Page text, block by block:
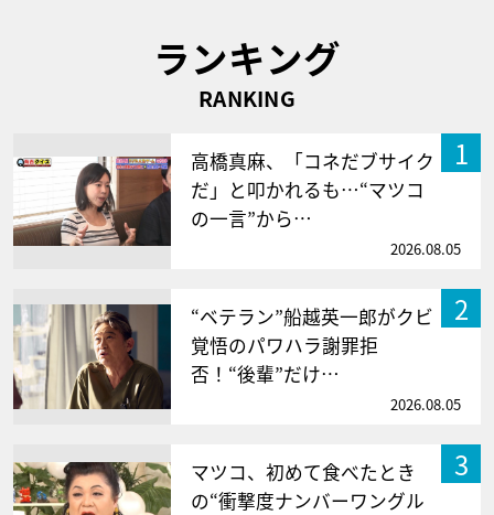
ランキング
RANKING
1
高橋真麻、「コネだブサイク
だ」と叩かれるも…“マツコ
の一言”から…
2026.08.05
2
“ベテラン”船越英一郎がクビ
覚悟のパワハラ謝罪拒
否！“後輩”だけ…
2026.08.05
3
マツコ、初めて食べたとき
の“衝撃度ナンバーワングル